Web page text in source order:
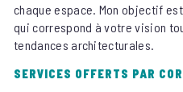
chaque espace. Mon objectif
qui correspond à votre vision
tendances architecturales.
SERVICES OFFERTS PAR